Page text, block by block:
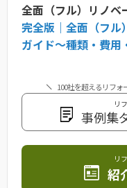
全面（フル）リノベ
完全版｜全面（フル
ガイド〜種類・費用
100社を超えるリフォ
リ
事例集
リ
紹